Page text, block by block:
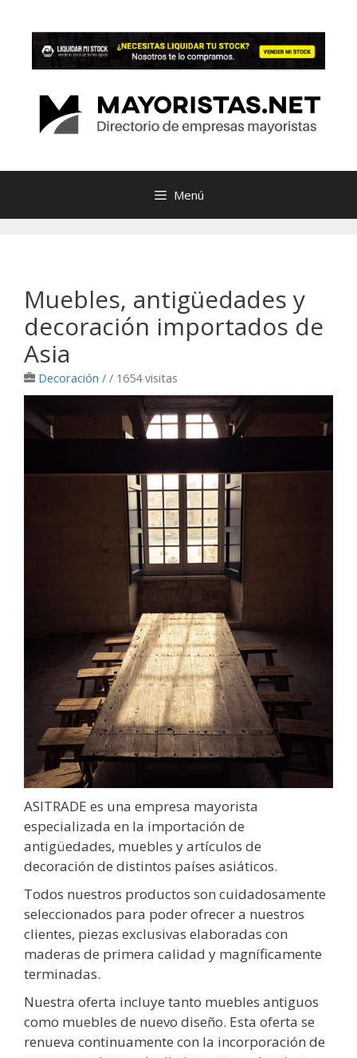
contenido
Menú
Muebles, antigüedades y
decoración importados de
Asia
Decoración / / 1654 visitas
ASITRADE es una empresa mayorista
especializada en la importación de
antigüedades, muebles y artículos de
decoración de distintos países asiáticos.
Todos nuestros productos son cuidadosamente
seleccionados para poder ofrecer a nuestros
clientes, piezas exclusivas elaboradas con
maderas de primera calidad y magníficamente
terminadas.
Nuestra oferta incluye tanto muebles antiguos
como muebles de nuevo diseño. Esta oferta se
renueva continuamente con la incorporación de